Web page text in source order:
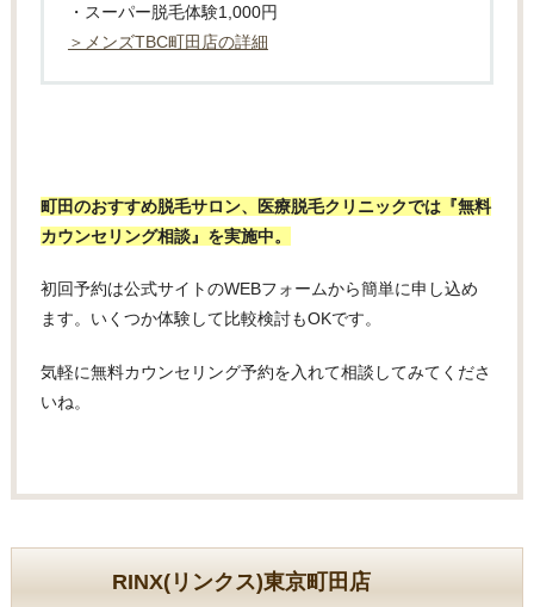
・スーパー脱毛体験1,000円
＞メンズTBC町田店の詳細
町田のおすすめ脱毛サロン、医療脱毛クリニックでは『無料
カウンセリング相談』を実施中。
初回予約は公式サイトのWEBフォームから簡単に申し込め
ます。いくつか体験して比較検討もOKです。
気軽に無料カウンセリング予約を入れて相談してみてくださ
いね。
RINX(リンクス)東京町田店